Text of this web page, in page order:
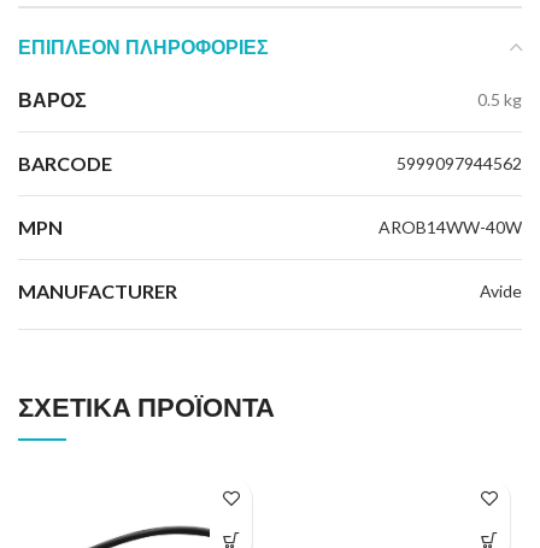
ΕΠΙΠΛΈΟΝ ΠΛΗΡΟΦΟΡΊΕΣ
ΒΆΡΟΣ 0.5 kg
BARCODE 5999097944562
MPN AROB14WW-40W
MANUFACTURER Avide
ΣΧΕΤΙΚΆ ΠΡΟΪΌΝΤΑ